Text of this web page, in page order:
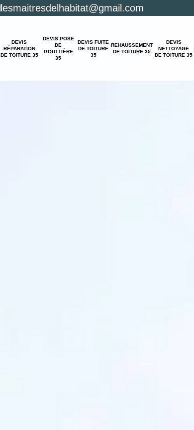
lesmaitresdelhabitat@gmail.com
DEVIS
RÉPARATION
DE TOITURE 35
DEVIS POSE
DE
GOUTTIÈRE
35
DEVIS FUITE
DE TOITURE
35
REHAUSSEMENT
DE TOITURE 35
DEVIS
NETTOYAGE
DE TOITURE 35